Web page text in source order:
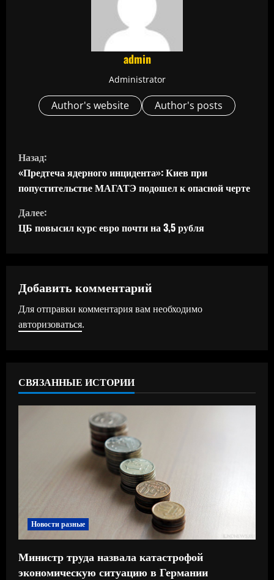
admin
Administrator
Author's website Author's posts
П
р
о
д
л
ж
и
ь
ч
и
е
Назад:
«Предтеча ядерного инцидента»: Киев при
попустительстве МАГАТЭ подошел к опасной черте
Далее:
ЦБ повысил курс евро почти на 3,5 рубля
Добавить комментарий
Для отправки комментария вам необходимо
авторизоваться.
СВЯЗАННЫЕ ИСТОРИИ
Новости разные
Министр труда назвала катастрофой
экономическую ситуацию в Германии